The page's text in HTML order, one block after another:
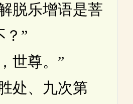
乐增语是菩
？”
尊。”
、九次第